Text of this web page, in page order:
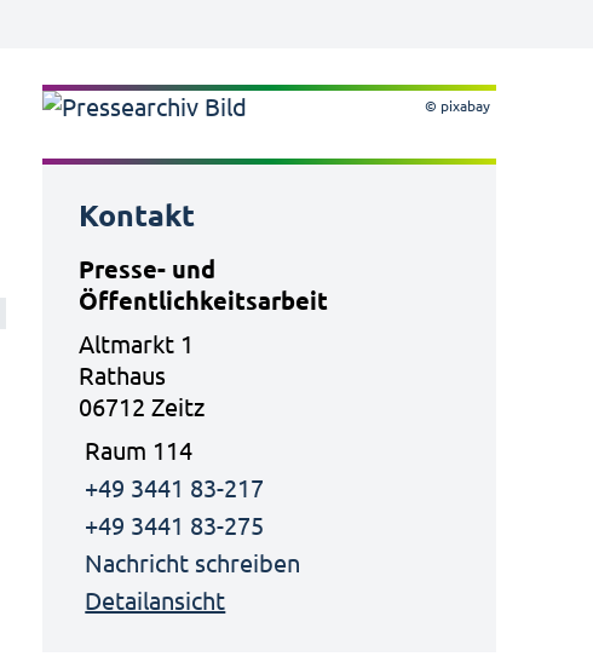
© pixabay
Kontakt
Presse- und
Öffentlichkeitsarbeit
Altmarkt 1
Rathaus
06712 Zeitz
Raum 114
+49 3441 83-217
+49 3441 83-275
Nachricht schreiben
Detailansicht